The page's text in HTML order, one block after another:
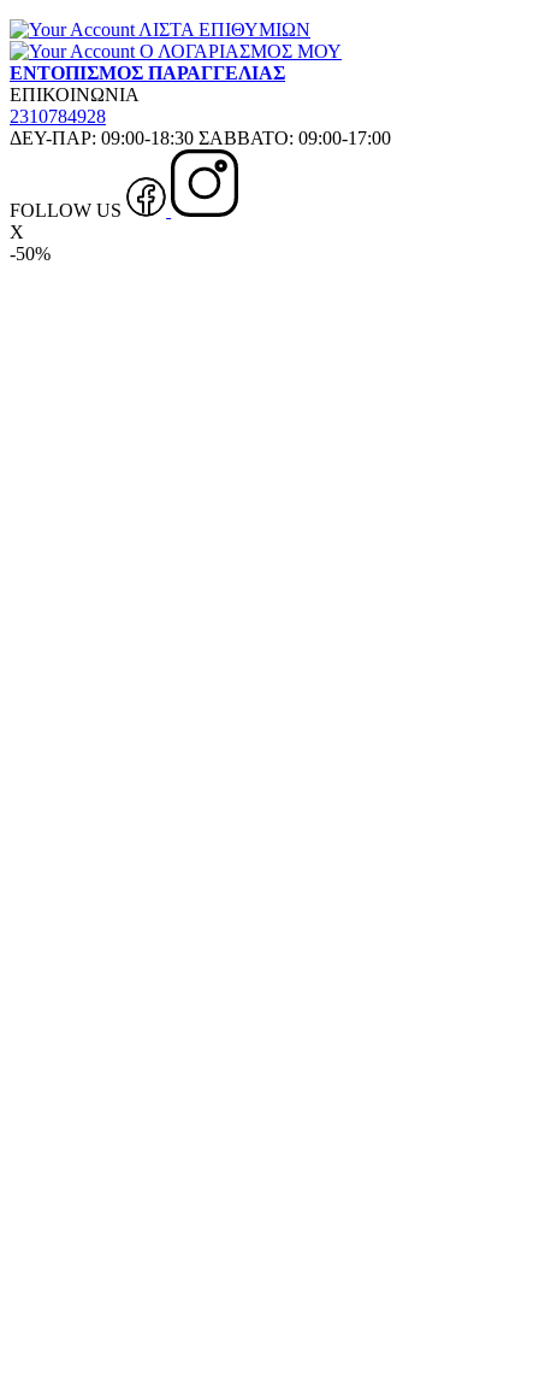
ΛΙΣΤΑ ΕΠΙΘΥΜΙΩΝ
Ο ΛΟΓΑΡΙΑΣΜΟΣ ΜΟΥ
ΕΝΤΟΠΙΣΜΟΣ ΠΑΡΑΓΓΕΛΙΑΣ
ΕΠΙΚΟΙΝΩΝΙΑ
2310784928
ΔΕΥ-ΠΑΡ: 09:00-18:30 ΣΑΒΒΑΤΟ: 09:00-17:00
FOLLOW US
X
-50%